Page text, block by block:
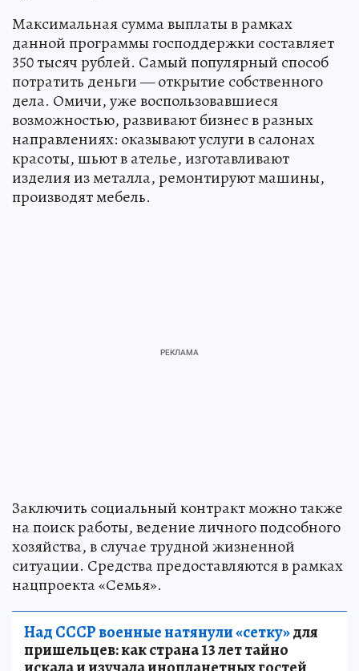
Максимальная сумма выплаты в рамках
данной программы господдержки составляет
350 тысяч рублей. Самый популярный способ
потратить деньги — открытие собственного
дела. Омичи, уже воспользовавшиеся
возможностью, развивают бизнес в разных
направлениях: оказывают услуги в салонах
красоты, шьют в ателье, изготавливают
изделия из металла, ремонтируют машины,
производят мебель.
Заключить социальный контракт можно также
на поиск работы, ведение личного подсобного
хозяйства, в случае трудной жизненной
ситуации. Средства предоставляются в рамках
нацпроекта «Семья».
Над СССР военные натянули «сетку»для
пришельцев: как страна 13 лет тайно